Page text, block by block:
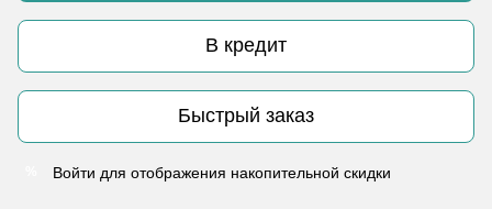
В кредит
Быстрый заказ
Войти для отображения накопительной скидки